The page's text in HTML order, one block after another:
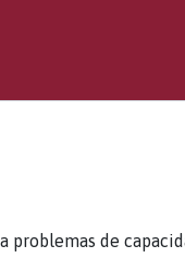
problemas de